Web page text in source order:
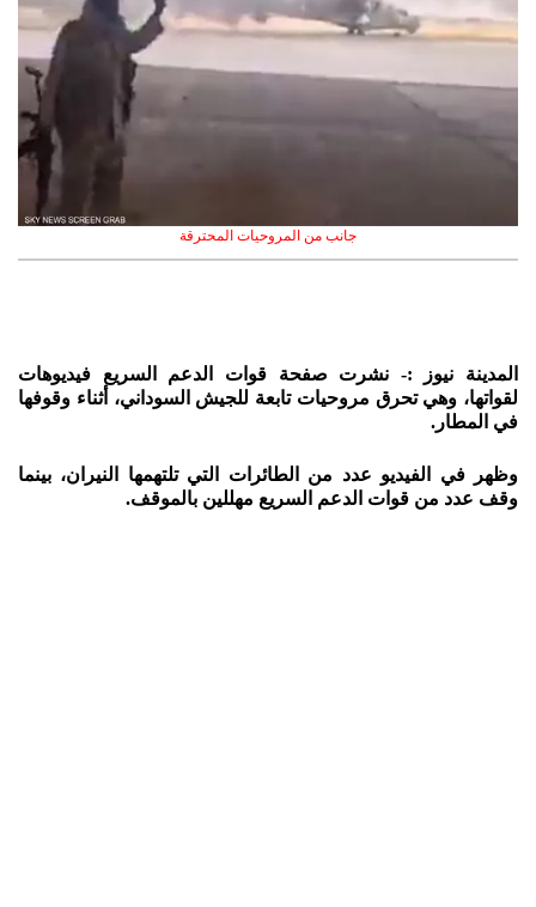
جانب من المروحيات المحترقة
المدينة نيوز :- نشرت صفحة قوات الدعم السريع فيديوهات
لقواتها، وهي تحرق مروحيات تابعة للجيش السوداني، أثناء وقوفها
في المطار.
وظهر في الفيديو عدد من الطائرات التي تلتهمها النيران، بينما
وقف عدد من قوات الدعم السريع مهللين بالموقف.